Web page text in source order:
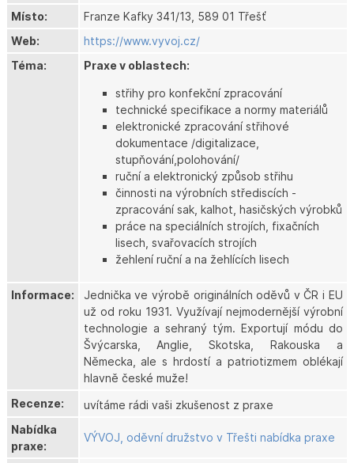
Místo:
Franze Kafky 341/13, 589 01 Třešť
Web:
https://www.vyvoj.cz/
Téma:
Praxe v oblastech:
střihy pro konfekční zpracování
technické specifikace a normy materiálů
elektronické zpracování střihové
dokumentace /digitalizace,
stupňování,polohování/
ruční a elektronický způsob střihu
činnosti na výrobních střediscích -
zpracování sak, kalhot, hasičských výrobků
práce na speciálních strojích, fixačních
lisech, svařovacích strojích
žehlení ruční a na žehlících lisech
Informace:
Jednička ve výrobě originálních oděvů v ČR i EU
už od roku 1931. Využívají nejmodernější výrobní
technologie a sehraný tým. Exportují módu do
Švýcarska, Anglie, Skotska, Rakouska a
Německa, ale s hrdostí a patriotizmem oblékají
hlavně české muže!
Recenze:
uvítáme rádi vaši zkušenost z praxe
Nabídka
praxe:
VÝVOJ, oděvní družstvo v Třešti nabídka praxe